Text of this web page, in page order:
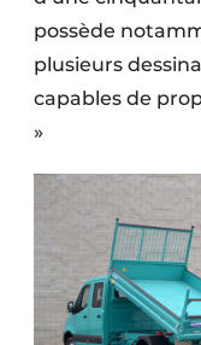
possède
plusieurs
capables de
»